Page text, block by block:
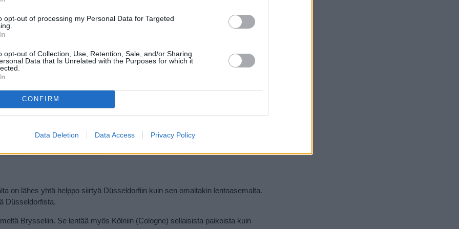
opt-out of processing my Personal Data for Targeted
opt-out of Collection, Use, Retention, Sale, and/or Sharing
Data that Is Unrelated with the Purposes for which it
CONFIRM
Data Deletion Data Access Privacy Policy
liput paikkoihin ja ajanvietteisiin
on lähes yhtä helppo siirtyä Düsseldorfiin kuin sen omaltakin lentoasemalta.
Düsseldorfista.
Brysseliin. Se lentää myös Kölniin (Cologne) sellaisista paikoista kuin